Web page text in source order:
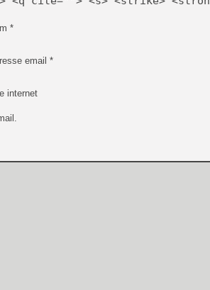
[GK] Test : Big Walk est
[GK] Starsand Island : la
[GK] Dan Houser (GTA)
*
email *
internet